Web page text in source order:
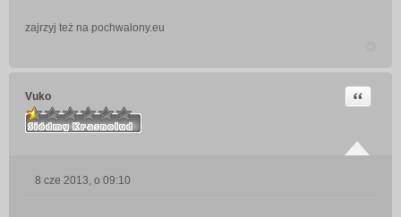
zajrzyj też na pochwalony.eu
Vuko Cytuj
8 cze 2013, o 09:10